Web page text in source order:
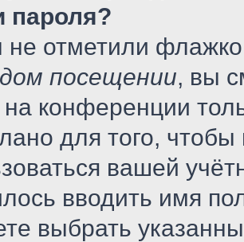
пароля?
не отметили
посещении, вы
конференции
для того, чтобы
вашей
вводить имя
выбрать